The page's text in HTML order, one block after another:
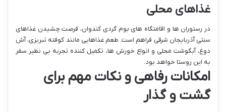
غذاهای محلی
در رستوران ها و اقامتگاه های بوم گردی کندوان، فرصت چشیدن غذاهای
سنتی آذربایجان شرقی فراهم است. طعم غذاهایی مانند کوفته تبریزی، آش
دوغ، آبگوشت محلی و انواع خورش ها، تکمیل کننده تجربه بی نظیر سفر
به این روستا خواهد بود.
امکانات رفاهی و نکات مهم برای
گشت و گذار